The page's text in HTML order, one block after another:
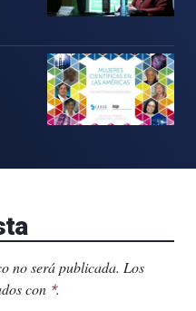
no será publicada. Los
con *.